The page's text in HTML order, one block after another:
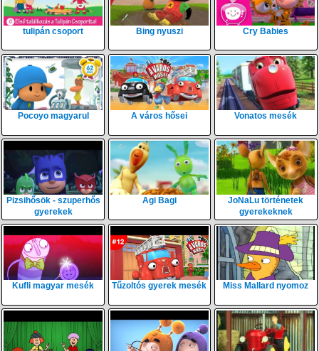
tulipán csoport Bing nyuszi Cry Babies
Pocoyo magyarul A város hősei Vonatos mesék
Pizsihősök - szuperhős
gyerekek
Agi Bagi
JoNaLu történetek
gyerekeknek
Kufli magyar mesék Tűzoltós gyerek mesék Miss Mallard nyomoz